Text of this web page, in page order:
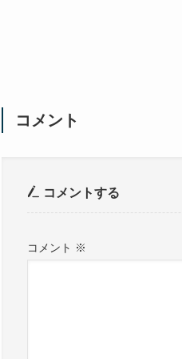
コメント
コメントする
コメント ※